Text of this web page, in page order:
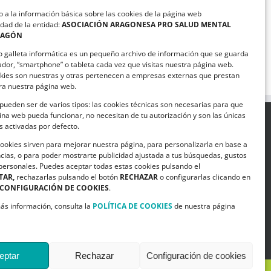
a la información básica sobre las cookies de la página web
de la entidad:ASOCIACIÓN ARAGONESA PRO SALUD MENTAL
galleta informática es un pequeño archivo de información que se guarda
“smartphone” o tableta cada vez que visitas nuestra página web.
son nuestras y otras pertenecen a empresas externas que prestan
nuestra página web.
ser de varios tipos: las cookies técnicas son necesarias para que
web pueda funcionar, no necesitan de tu autorización y son las únicas
activadas por defecto.
sirven para mejorar nuestra página, para personalizarla en base a
o para poder mostrarte publicidad ajustada a tus búsquedas, gustos
Puedes aceptar todas estas cookies pulsando el
rechazarlas pulsando el botón RECHAZARo configurarlas clicando en
CONFIGURACIÓN DE COOKIES.
información, consulta la POLÍTICA DE COOKIESde nuestra página
Rechazar Configuración de cookies
ASAPME Aragón y Magna
Automotive suscriben un
convenio de colaboración